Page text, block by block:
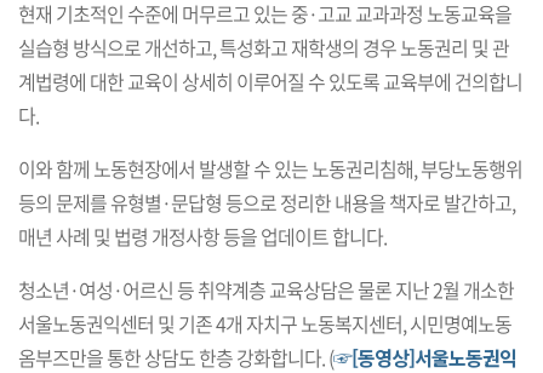
현재 기초적인 수준에 머무르고 있는 중·고교 교과과정 노동교육을
실습형 방식으로 개선하고, 특성화고 재학생의 경우 노동권리 및 관
계법령에 대한 교육이 상세히 이루어질 수 있도록 교육부에 건의합니
다.
이와 함께 노동현장에서 발생할 수 있는 노동권리침해, 부당노동행위
등의 문제를 유형별·문답형 등으로 정리한 내용을 책자로 발간하고,
매년 사례 및 법령 개정사항 등을 업데이트 합니다.
청소년·여성·어르신 등 취약계층 교육상담은 물론 지난 2월 개소한
서울노동권익센터 및 기존 4개 자치구 노동복지센터, 시민명예노동
옴부즈만을 통한 상담도 한층 강화합니다. (☞[동영상]서울노동권익